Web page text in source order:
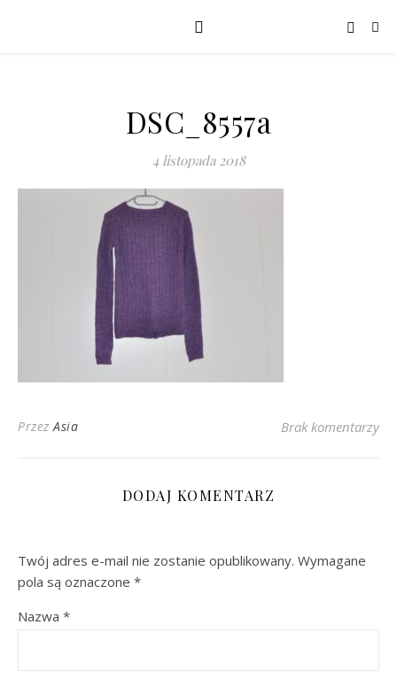
DSC_8557a
4 listopada 2018
PrzezAsia Brak komentarzy
DODAJ KOMENTARZ
Twój adres e-mail nie zostanie opublikowany. Wymagane
pola są oznaczone *
Nazwa *